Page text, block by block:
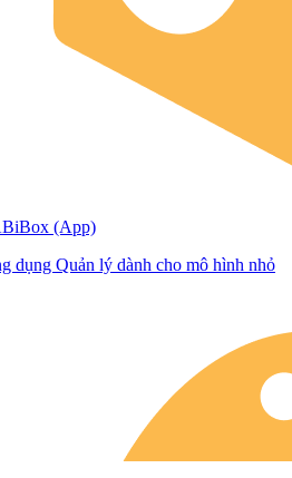
(App)
dụng Quản lý dành cho mô hình nhỏ